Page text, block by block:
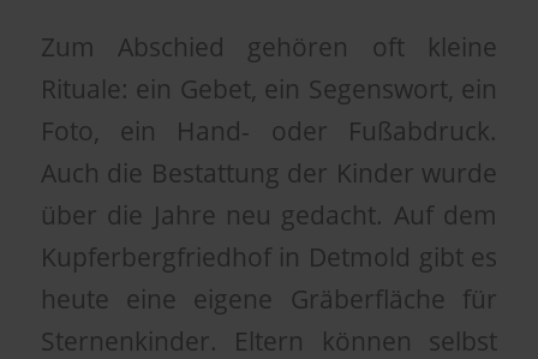
Zum Abschied gehören oft kleine
Rituale: ein Gebet, ein Segenswort, ein
Foto, ein Hand- oder Fußabdruck.
Auch die Bestattung der Kinder wurde
über die Jahre neu gedacht. Auf dem
Kupferbergfriedhof in Detmold gibt es
heute eine eigene Gräberfläche für
Sternenkinder. Eltern können selbst